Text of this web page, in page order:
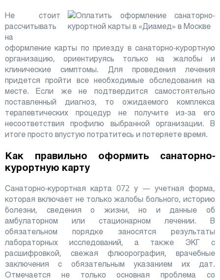
Не стоит
рассчитывать
на
оформление карты по приезду в санаторно-курортную
организацию, ориентируясь только на жалобы и
клинические симптомы. Для проведения лечения
придется пройти все необходимые обследования на
месте. Если же не подтвердится самостоятельно
поставленный диагноз, то ожидаемого комплекса
терапевтических процедур не получите из-за его
несоответствия профилю выбранной организации. В
итоге просто впустую потратитесь и потеряете время.
Как правильно оформить санаторно-
курортную карту
Санаторно-курортная карта 072 у — учетная форма,
которая включает не только жалобы больного, историю
болезни, сведения о жизни, но и данные об
амбулаторном или стационарном лечении. В
обязательном порядке заносятся результаты
лабораторных исследований, а также ЭКГ с
расшифровкой, свежая флюорография, врачебные
заключения с обязательным указанием их дат.
Отмечается не только основная проблема со